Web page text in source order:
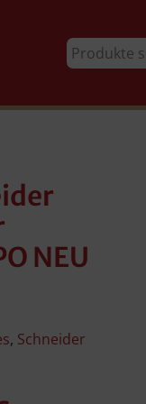
NEU
, Schneider